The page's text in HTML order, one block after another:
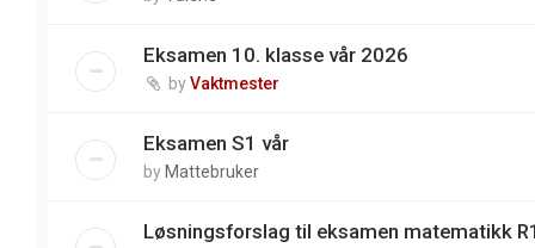
Eksamen 10. klasse vår 2026
byVaktmester
Eksamen S1 vår
by Mattebruker
Løsningsforslag til eksamen matematikk